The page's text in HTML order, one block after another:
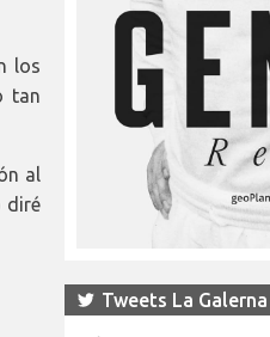
los
tan
al
diré
Tweets La Galerna